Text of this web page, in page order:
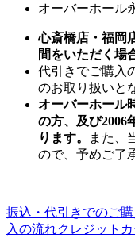
オーバーホール
心斎橋店・福岡
間をいただく場
代引きでご購入
のお取り扱いと
オーバーホール
の方、及び2006
ります。
また、
ので、予めご了
振込・代引きでのご
入の流れクレジット